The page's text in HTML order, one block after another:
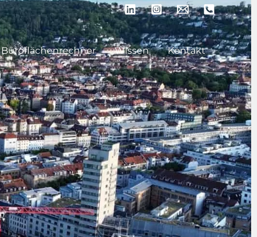
Büroflächenrechner Wissen Kontakt